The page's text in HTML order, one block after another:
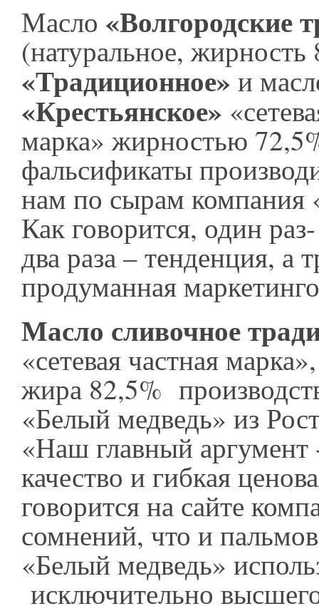
Масло «Волгородские
(натуральное,
«Традиционное»и
«Крестьянское»
марка» жирностью
фальсификаты
нам по сырам компания
Как говорится, один
два раза – тенденция, а
продуманная
Масло сливочное
«сетевая частная
жира 82,5%
«Белый медведь» из
«Наш главный аргумент
качество и гибкая
говорится на сайте
сомнений, что и
«Белый медведь»
исключительно